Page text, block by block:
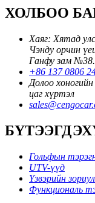
ХОЛБОО
Хаяг: Хятад
Чэнду орчин
Ганфу зам №38.
+86 137 0806
Долоо
цаг хүртэл
Гольфын
UTV-үүд
Үзвэрийн
Функциональ